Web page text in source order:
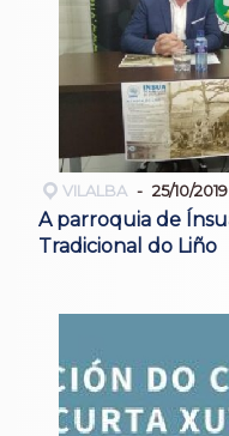
VILALBA 25/10/2019
A parroquia de
Tradicional do Liño